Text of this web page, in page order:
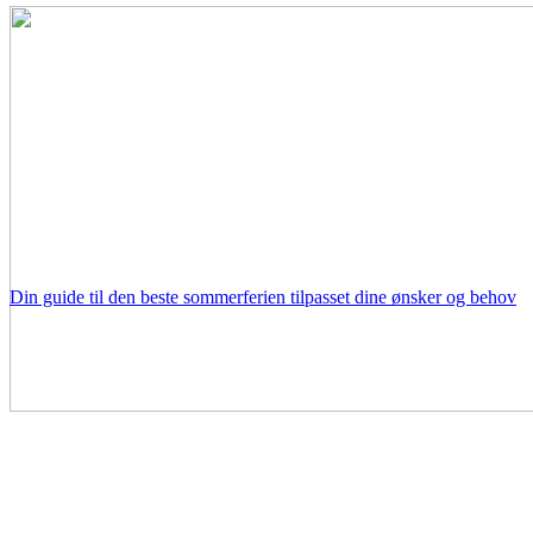
Din guide til den beste sommerferien tilpasset dine ønsker og behov